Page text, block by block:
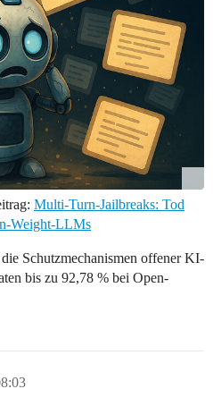
Multi-Turn-Jailbreaks: Tod
Weight-LLMs
Schutzmechanismen offener KI-
bis zu 92,78 % bei Open-